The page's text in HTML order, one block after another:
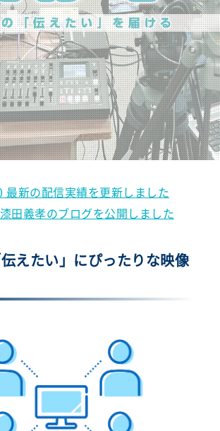
最新の配信実績を更新しました
田義孝のブログを公開しました
えたい」にぴったりな映像